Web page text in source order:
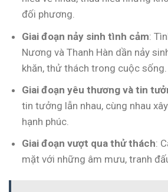
đối phương.
Giai đoạn nảy sinh tình cảm:
Nương và Thanh Hàn dần nảy
khăn, thử thách trong cuộc sống.
Giai đoạn yêu thương và tin
tin tưởng lẫn nhau, cùng nhau
hạnh phúc.
Giai đoạn vượt qua thử thách:
mặt với những âm mưu, tranh